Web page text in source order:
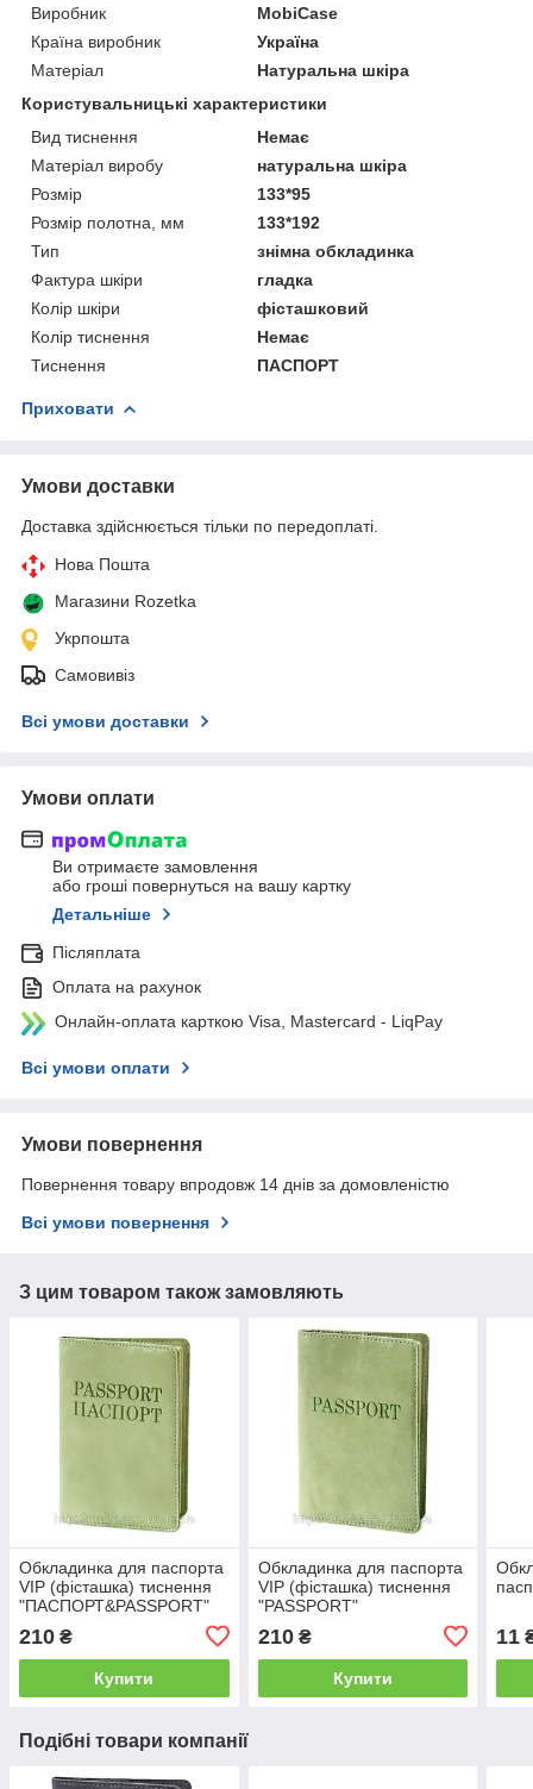
Виробник
MobiCase
Країна виробник
Україна
Матеріал
Натуральна шкіра
Користувальницькі характеристики
Вид тиснення
Немає
Матеріал виробу
натуральна шкіра
Розмір
133*95
Розмір полотна, мм
133*192
Тип
знімна обкладинка
Фактура шкіри
гладка
Колір шкіри
фісташковий
Колір тиснення
Немає
Тиснення
ПАСПОРТ
Приховати
Умови доставки
Доставка здійснюється тільки по передоплаті.
Нова Пошта
Магазини Rozetka
Укрпошта
Самовивіз
Всі умови доставки
Умови оплати
Ви отримаєте замовлення
або гроші повернуться на вашу картку
Детальніше
Післяплата
Оплата на рахунок
Онлайн-оплата карткою Visa, Mastercard - LiqPay
Всі умови оплати
Умови повернення
Повернення товару впродовж 14 днів за домовленістю
Всі умови повернення
З цим товаром також замовляють
Обкладинка для паспорта
VIP (фісташка) тиснення
"ПАСПОРТ&PASSPORT"
210 ₴
Купити
Обкладинка для паспорта
VIP (фісташка) тиснення
"PASSPORT"
210₴
Купити
11
Подібні товари компанії